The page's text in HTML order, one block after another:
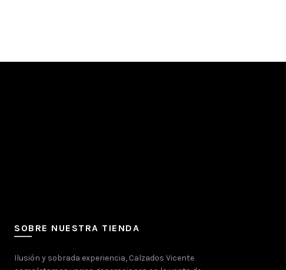
SOBRE NUESTRA TIENDA
Ilusión y sobrada experiencia, Calzados Vicente